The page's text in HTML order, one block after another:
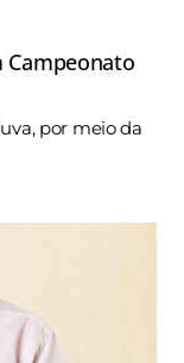
por meio da